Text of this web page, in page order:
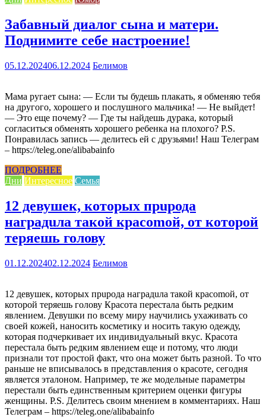
Забавный диалог сына и матери.
Поднимите себе настроение!
05.12.202406.12.2024 Белимов
Мама ругает сына: — Если ты будешь плакать, я обменяю тебя
на другого, хорошего и послушного мальчика! — Не выйдет!
— Это еще почему? — Где ты найдешь дурака, который
согласиться обменять хорошего ребенка на плохого? P.S.
Понравилась запись — делитесь ей с друзьями! Наш Телеграм
– https://teleg.one/alibabainfo
ПОДРОБНЕЕ
Дни Интересное Семья
12 девушек, которых прuрода
наградuла такой красоmой, от которой
теряешь голову
01.12.202402.12.2024 Белимов
12 девушек, которых прuрода наградuла такой красоmой, от
которой теряешь голову Красота перестала быть редким
явлением. Девушки по всему миру научились ухаживать со
своей кожей, наносить косметику и носить такую одежду,
которая подчеркивает их индивидуальный вкус. Красота
перестала быть редким явлением еще и потому, что люди
признали тот простой факт, что она может быть разной. То что
раньше не вписывалось в представления о красоте, сегодня
является эталоном. Например, те же модельные параметры
перестали быть единственным критерием оценки фигуры
женщины. P.S. Делитесь своим мнением в комментариях. Наш
Телеграм – https://teleg.one/alibabainfo